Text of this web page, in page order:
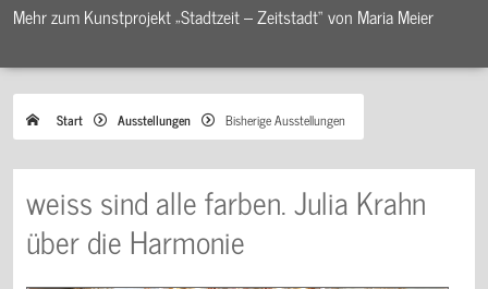
Mehr zum Kunstprojekt „Stadtzeit – Zeitstadt“ von Maria Meier
Start Ausstellungen Bisherige Ausstellungen
weiss sind alle farben. Julia Krahn
über die Harmonie